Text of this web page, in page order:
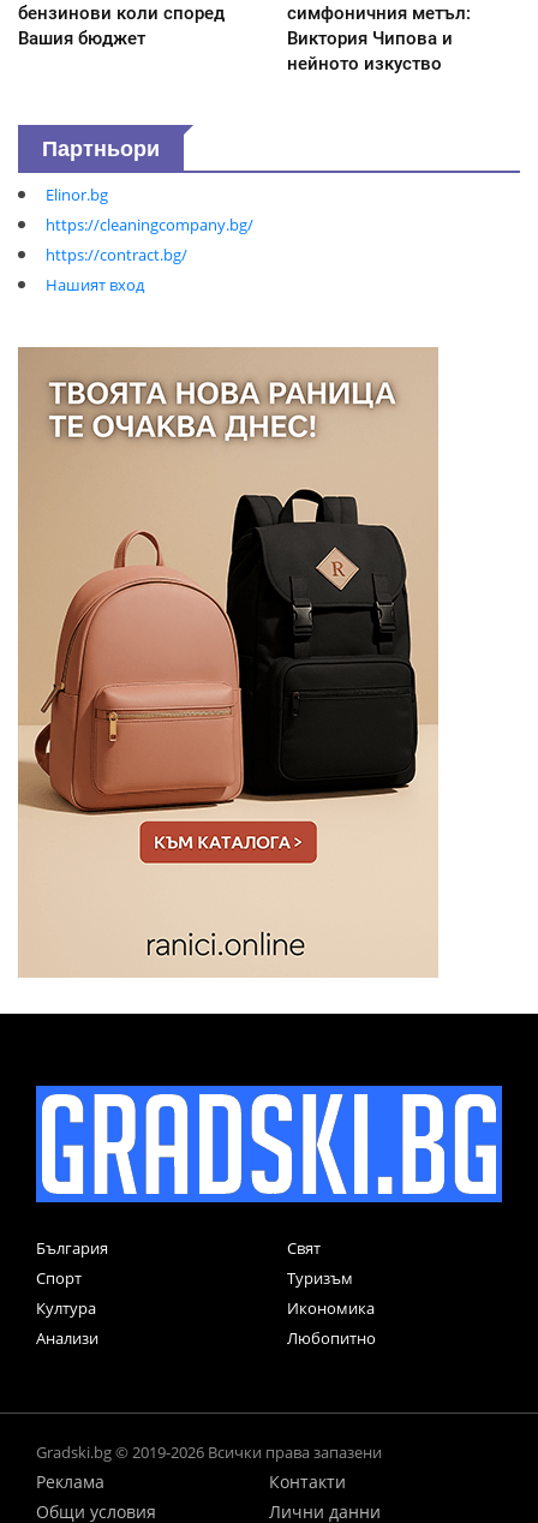
бензинови коли според
Вашия бюджет
симфоничния метъл:
Виктория Чипова и
нейното изкуство
Партньори
Elinor.bg
https://cleaningcompany.bg/
https://contract.bg/
Нашият вход
България
Свят
Спорт
Туризъм
Култура
Икономика
Анализи
Любопитно
Gradski.bg © 2019-2026 Всички права запазени
Реклама
Контакти
Общи условия
Лични данни